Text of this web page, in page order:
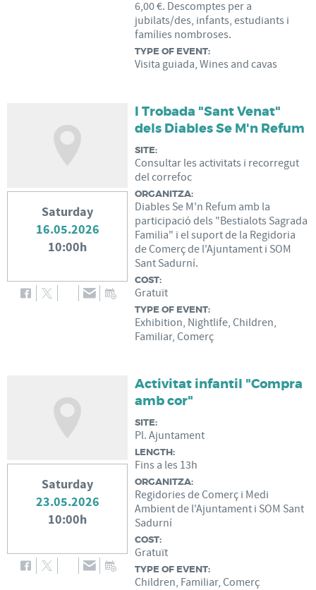
6,00 €. Descomptes per a
jubilats/des, infants, estudiants i
famílies nombroses.
TYPE OF EVENT:
Visita guiada, Wines and cavas
Saturday
16.05.2026
10:00h
I Trobada "Sant Venat"
dels Diables Se M'n Refum
SITE:
Consultar les activitats i recorregut
del correfoc
ORGANITZA:
Diables Se M'n Refum amb la
participació dels "Bestialots Sagrada
Familia" i el suport de la Regidoria
de Comerç de l'Ajuntament i SOM
Sant Sadurní.
COST:
Gratuït
TYPE OF EVENT:
Exhibition, Nightlife, Children,
Familiar, Comerç
Saturday
23.05.2026
10:00h
Activitat infantil "Compra
amb cor"
SITE:
Pl. Ajuntament
LENGTH:
Fins a les 13h
ORGANITZA:
Regidories de Comerç i Medi
Ambient de l'Ajuntament i SOM Sant
Sadurní
COST:
Gratuït
TYPE OF EVENT:
Children, Familiar, Comerç